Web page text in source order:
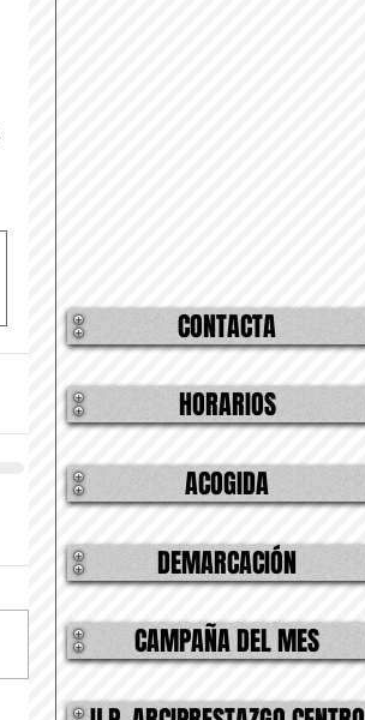
ACOGIDA
CAMPAÑA DEL MES
CONTACTA
HORARIOS
DEMARCACIÓN